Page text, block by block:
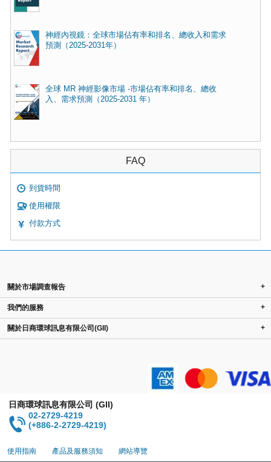
神經內視鏡：全球市場佔有率和排名、總收入和需求
預測（2025-2031年）
全球 MR 神經影像市場 -市場佔有率和排名、總收
入、需求預測（2025-2031 年）
FAQ
到貨時間
使用權限
付款方式
關於市場調查報告 +
我們的服務 +
關於日商環球訊息有限公司(GII) +
日商環球訊息有限公司 (GII)
02-2729-4219
(+886-2-2729-4219)
使用指南 產品及服務須知 網站導覽